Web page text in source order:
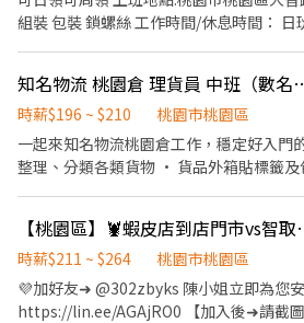
---------------------- ⭐️職缺(二) 🔥月近75K🔥🌟書審即可.馬上上班
🌟 最好賺.最高薪的工作來囉👏 🌟不定期
《工作內容》撿貨、理貨 ⏰《早班》
班》15:00-0:00時薪275 ⏰《大夜》0:00-
六日 可以自己選擇 《上班地點》大園區
梅獅路
何時段都有職缺！任何時段都有職缺
------------------------------ 🚀【想賺錢
https://lin.ee/TdGj1r1 ☎️➞0968-575-695
名額有限!!先搶先贏!!
組裝 包裝 鎖螺絲 工作時間/休息時間： 日班時間：08:00-17:00，用
知名物流 桃園倉
時薪$196 ~ $210
桃園市桃園區
一起來知名物流桃園倉工作，穩定好入門的新選擇。
整理、分類各類貨物 • 貨品外箱貼標籤
合作無壓力 無須經驗，輕鬆上手，有興趣就歡迎你來試試！
16:00~00:00 18:00~00:00 貨量若太多需配合貨量結束（大約01:00
左右） 02:00～07:00 貨量結束（大約7～8點） •快速上
@xinxu 截圖 發送！ 快速安排！
【桃園區】🦞蝦皮
時薪$211 ~ $264
桃園市桃園區
💜加好友➜ @302zbyks 陳小姐立即為您
https://lin.ee/AGAjRO0 【加入後➜請截